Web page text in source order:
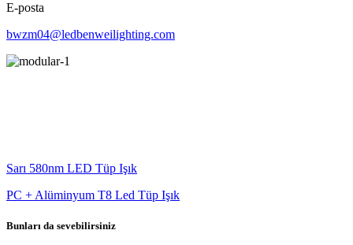
E-posta
bwzm04@ledbenweilighting.com
Sarı 580nm LED Tüp Işık
PC + Alüminyum T8 Led Tüp Işık
Bunları da sevebilirsiniz